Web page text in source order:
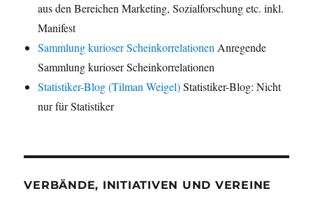
aus den Bereichen Marketing, Sozialforschung etc. inkl.
Manifest
Sammlung kurioser ScheinkorrelationenAnregende
Sammlung kurioser Scheinkorrelationen
Statistiker-Blog (Tilman Weigel)Statistiker-Blog: Nicht
nur für Statistiker
VERBÄNDE, INITIATIVEN UND VEREINE